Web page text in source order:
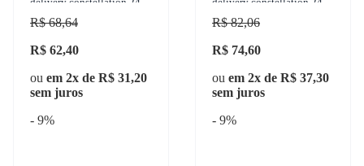
250 worker 8-120 1997-
2015 mari
R$ 68,64
R$ 62,40
ou em 2x de R$ 31,20
sem juros
- 9%
250 worker 8-120 1997-
2015 mari
R$ 82,06
R$ 74,60
ou em 2x de R$ 37,30
sem juros
- 9%